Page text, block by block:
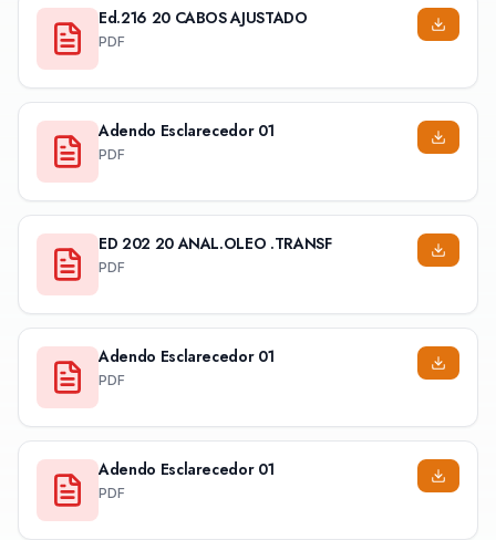
Ed.216 20 CABOS AJUSTADO
PDF
Adendo Esclarecedor 01
PDF
ED 202 20 ANAL.OLEO .TRANSF
PDF
Adendo Esclarecedor 01
PDF
Adendo Esclarecedor 01
PDF